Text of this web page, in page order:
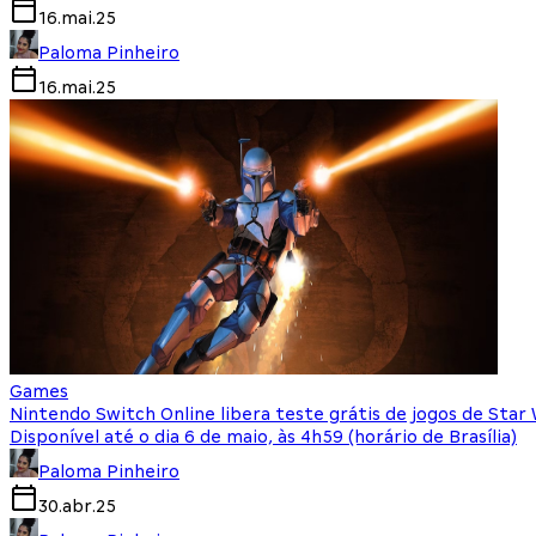
16.mai.25
Paloma Pinheiro
16.mai.25
Games
Nintendo Switch Online libera teste grátis de jogos de Star
Disponível até o dia 6 de maio, às 4h59 (horário de Brasília)
Paloma Pinheiro
30.abr.25